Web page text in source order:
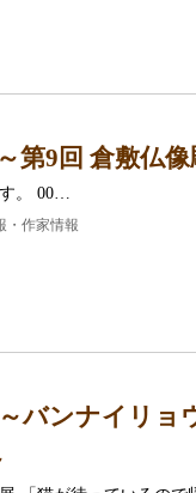
9回 倉敷仏像
。 00…
・作家情報
バンナイリョ